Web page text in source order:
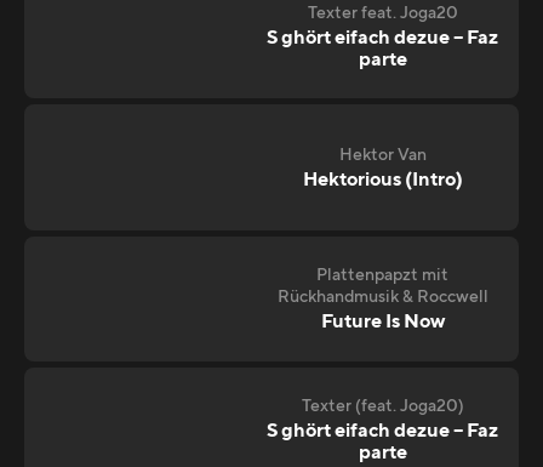
Texter feat. Joga20
S ghört eifach dezue – Faz
parte
Hektor Van
Hektorious (Intro)
Plattenpapzt mit
Rückhandmusik & Roccwell
Future Is Now
Texter (feat. Joga20)
S ghört eifach dezue – Faz
parte